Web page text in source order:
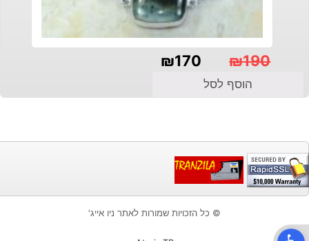
₪190
המקורי
₪190.
₪170
הנוכחי
₪170.
הוסף לסל
© כל הזכויות שמורות לאתר ניו אייג'
פתח סרגל נגישות